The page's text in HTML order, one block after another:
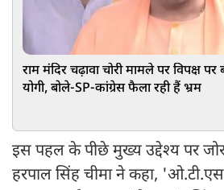
राम मंदिर चढ़ावा चोरी मामले पर विपक्ष
योगी, बोले-SP-कांग्रेस फैला रही हैं भ्रम
इस पहल के पीछे मुख्य उद्देश्य पर जोर
हरपाल सिंह चीमा ने कहा,